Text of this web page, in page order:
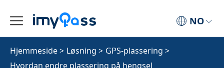
NO
Hjemmeside> Løsning > GPS-plassering >
Hvordan endre plassering på hengsel